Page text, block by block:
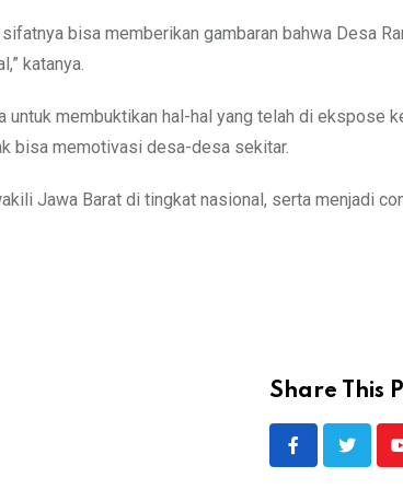
bisa memberikan gambaran bahwa Desa
katanya.
membuktikan hal-hal yang telah di ekspose
bisa memotivasi desa-desa sekitar.
Jawa Barat di tingkat nasional, serta menjadi
Share This